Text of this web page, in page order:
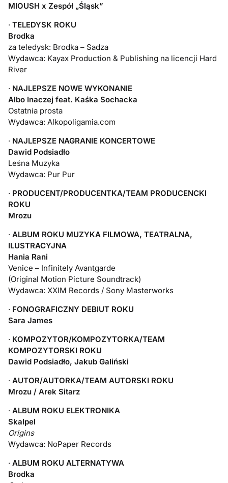
MIOUSH x Zespół „Śląsk”
·TELEDYSK ROKU
Brodka
za teledysk: Brodka – Sadza
Wydawca: Kayax Production & Publishing na licencji Hard
River
· NAJLEPSZE NOWE WYKONANIE
Albo Inaczej feat. Kaśka Sochacka
Ostatnia prosta
Wydawca: Alkopoligamia.com
· NAJLEPSZE NAGRANIE KONCERTOWE
Dawid Podsiadło
Leśna Muzyka
Wydawca: Pur Pur
· PRODUCENT/PRODUCENTKA/TEAM PRODUCENCKI
ROKU
Mrozu
·ALBUM ROKU MUZYKA FILMOWA, TEATRALNA,
ILUSTRACYJNA
Hania Rani
Venice – Infinitely Avantgarde
(Original Motion Picture Soundtrack)
Wydawca: XXIM Records / Sony Masterworks
· FONOGRAFICZNY DEBIUT ROKU
Sara James
· KOMPOZYTOR/KOMPOZYTORKA/TEAM
KOMPOZYTORSKI ROKU
Dawid Podsiadło, Jakub Galiński
·AUTOR/AUTORKA/TEAM AUTORSKI ROKU
Mrozu / Arek Sitarz
·ALBUM ROKU ELEKTRONIKA
Skalpel
Origins
Wydawca: NoPaper Records
·ALBUM ROKU ALTERNATYWA
Brodka